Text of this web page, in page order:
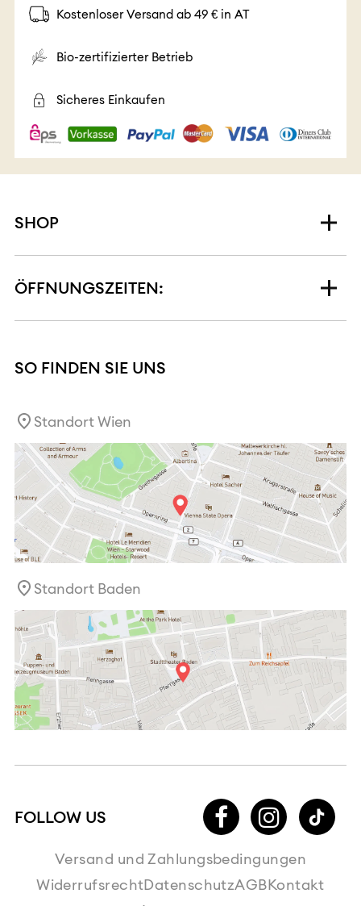
Kostenloser Versand ab 49 € in AT
Bio-zertifizierter Betrieb
Sicheres Einkaufen
SHOP
ÖFFNUNGSZEITEN:
SO FINDEN SIE UNS
Standort Wien
Standort Baden
Versand und Zahlungsbedingungen
WiderrufsrechtDatenschutzAGBKontakt